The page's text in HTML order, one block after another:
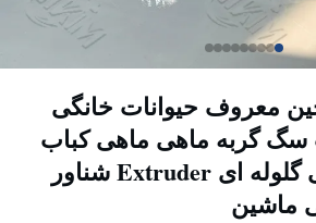
معروف حیوانات خانگی
سگ گربه ماهی ماهی کباب
تیلاپیا مواد غذایی گلوله ای Extruder شناور
ماشین